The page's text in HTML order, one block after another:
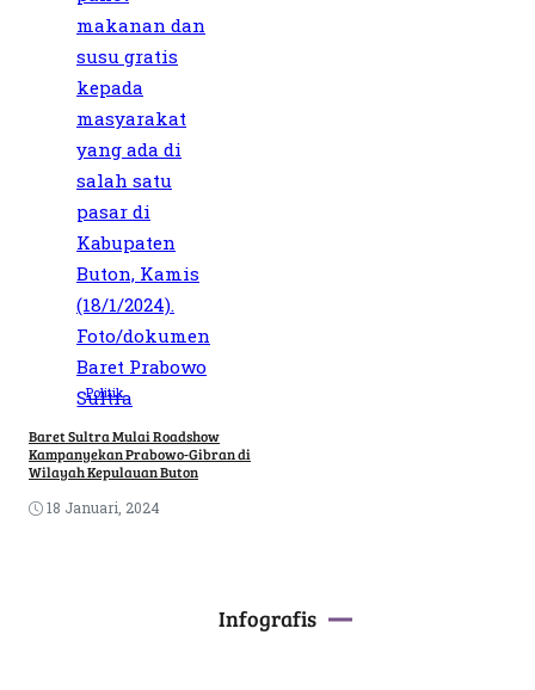
Politik
Baret Sultra Mulai Roadshow
Kampanyekan Prabowo-Gibran di
Wilayah Kepulauan Buton
18 Januari, 2024
Infografis